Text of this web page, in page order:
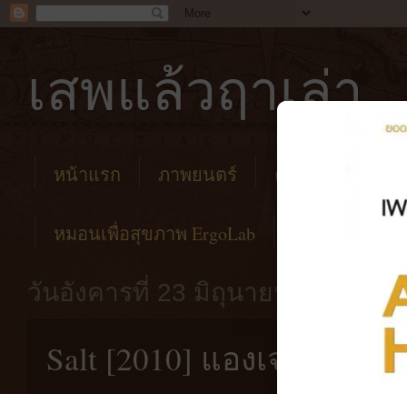
เสพแล้วฤาเล่า
หน้าแรก ภาพยนตร์ คาเฟ่
หมอนเพื่อสุขภาพ ErgoLab
วันอังคารที่ 23 มิถุนายน พ.ศ.
Salt [2010] แองเจลิน่า โ